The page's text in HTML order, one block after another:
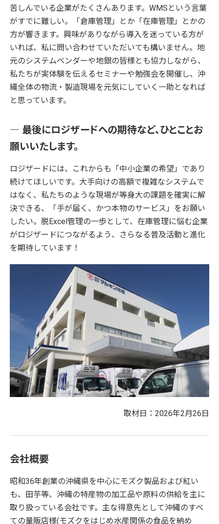
苦しんでいる企業がたくさんあります。WMSという言葉
がすでに難しい。「倉庫管理」とか「在庫管理」とかの
方が響きます。興味がありながら導入を迷っている方が
いれば、私に問い合わせていただいても構いません。地
元のシステムベンダーや地銀の皆様とも協力しながら、
私たちが実体験を伝えるセミナーや勉強会を開催し、沖
縄全体の物流・製造現場を元気にしていく一助となれば
と思っています。
― 最後にロジザードへの期待など、ひとことお
願いいたします。
ロジザードには、これからも「中小企業の希望」であり
続けてほしいです。大手向けの高額で複雑なシステムで
はなく、私たちのような現場が等身大の課題を確実に解
決できる、「手が届く、かつ本物のサービス」をお願い
したい。脱Excel管理の一歩として、在庫管理に悩む企業
がロジザードにつながるよう、さらなる普及活動と進化
を期待しています！
取材日：2026年2月26日
会社概要
昭和36年創業の沖縄県を中心にモズク製品および紅い
も、田芋等、沖縄の特産物の加工品や原料の供給を主に
取り扱っている会社です。主な得意先として沖縄のすべ
ての量販店様(モズクをはじめ水産関係の食品を納め